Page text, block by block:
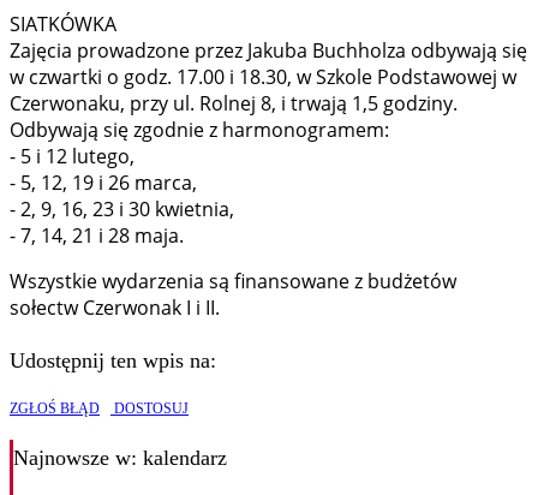
SIATKÓWKA
Zajęcia prowadzone przez Jakuba Buchholza odbywają się
w czwartki o godz. 17.00 i 18.30, w Szkole Podstawowej w
Czerwonaku, przy ul. Rolnej 8, i trwają 1,5 godziny.
Odbywają się zgodnie z harmonogramem:
- 5 i 12 lutego,
- 5, 12, 19 i 26 marca,
- 2, 9, 16, 23 i 30 kwietnia,
- 7, 14, 21 i 28 maja.
Wszystkie wydarzenia są finansowane z budżetów
sołectw Czerwonak I i II.
Udostępnij ten wpis na:
ZGŁOŚ BŁĄD DOSTOSUJ
Najnowsze w: kalendarz